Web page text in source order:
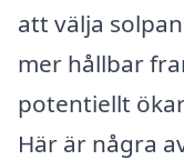
att välja
mer hållbar
potentiellt
Här är några